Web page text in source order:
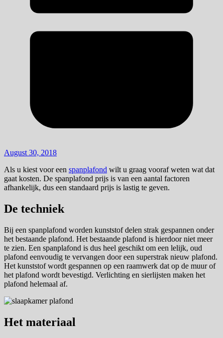
August 30, 2018
Als u kiest voor een spanplafond wilt u graag vooraf weten wat dat
gaat kosten. De spanplafond prijs is van een aantal factoren
afhankelijk, dus een standaard prijs is lastig te geven.
De techniek
Bij een spanplafond worden kunststof delen strak gespannen onder
het bestaande plafond. Het bestaande plafond is hierdoor niet meer
te zien. Een spanplafond is dus heel geschikt om een lelijk, oud
plafond eenvoudig te vervangen door een superstrak nieuw plafond.
Het kunststof wordt gespannen op een raamwerk dat op de muur of
het plafond wordt bevestigd. Verlichting en sierlijsten maken het
plafond helemaal af.
Het materiaal